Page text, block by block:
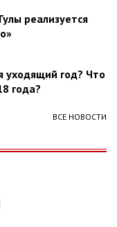
реализуется
уходящий год? Что
года?
ВСЕ НОВОСТИ